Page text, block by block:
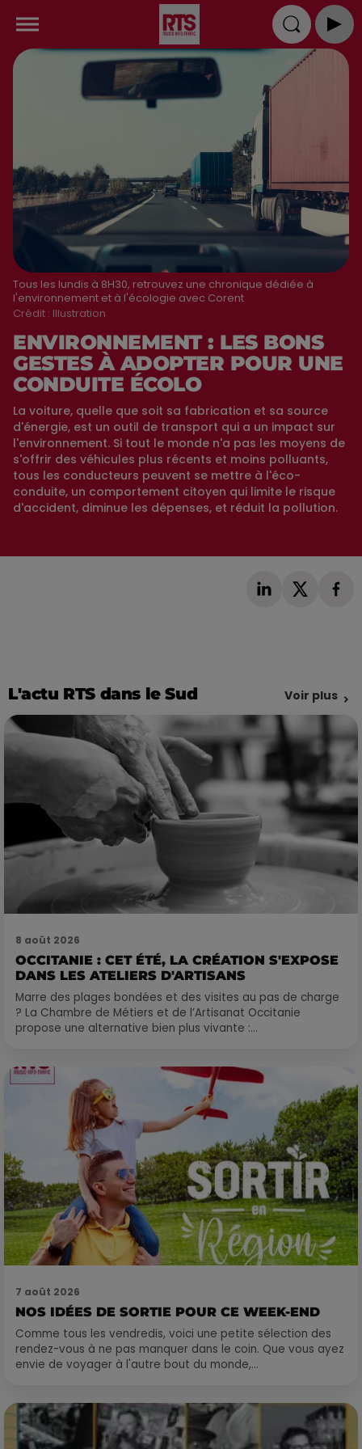
Tous les lundis à 8H30, retrouvez une chronique dédiée à
l'environnement et à l'écologie avec Corent
Crédit : Illustration
ENVIRONNEMENT : LES BONS
GESTES À ADOPTER POUR UNE
CONDUITE ÉCOLO
La voiture, quelle que soit sa fabrication et sa source
d'énergie, est un outil de transport qui a un impact sur
l'environnement. Si tout le monde n'a pas les moyens de
s'offrir des véhicules plus récents et moins polluants,
tous les conducteurs peuvent se mettre à l'éco-
conduite, un comportement citoyen qui limite le risque
d'accident, diminue les dépenses, et réduit la pollution.
L'actu RTS dans le Sud Voir plus
8 août 2026
OCCITANIE : CET ÉTÉ, LA CRÉATION S'EXPOSE
DANS LES ATELIERS D'ARTISANS
Marre des plages bondées et des visites au pas de charge
? La Chambre de Métiers et de l’Artisanat Occitanie
propose une alternative bien plus vivante :...
7 août 2026
NOS IDÉES DE SORTIE POUR CE WEEK-END
Comme tous les vendredis, voici une petite sélection des
rendez-vous à ne pas manquer dans le coin. Que vous ayez
envie de voyager à l'autre bout du monde,...